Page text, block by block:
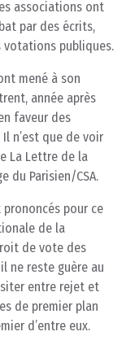
associations ont
par des écrits,
votations publiques.
mené à son
année après
faveur des
n’est que de voir
La Lettre de la
du Parisien/CSA.
pour ce
de la
de vote des
ne reste guère au
entre rejet et
de premier plan
d’entre eux.